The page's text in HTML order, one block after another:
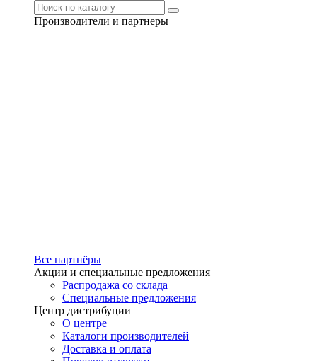
Производители и партнеры
Все партнёры
Акции и специальные предложения
Распродажа со склада
Специальные предложения
Центр дистрибуции
О центре
Каталоги производителей
Доставка и оплата